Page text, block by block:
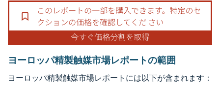
ヨーロッパ精製触媒市場レポートの範囲
ヨーロッパ精製触媒市場レポートには以下が含まれます：